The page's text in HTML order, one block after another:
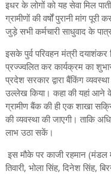
इधर के लोगों को यह सेवा मिल
ग्रामीणों की वर्षों पुरानी मांग
जुड़े सभी कर्मचारी साधुवाद के
इसके पुर्व परिवहन मंत्री दयाशंकर
प्रज्ज्वलित कर कार्यक्रम का
प्रदेश सरकार द्वारा बैंकिंग
उल्लेख किया। कहा की यहां आने के
ग्रामीण बैंक की ही एक शाखा
की व्यवस्था की जाएगी। ताकि
लाभ उठा सकें।
इस मौके पर काजी रहमान
तिवारी, भोला सिंह, दिनेश सिंह,